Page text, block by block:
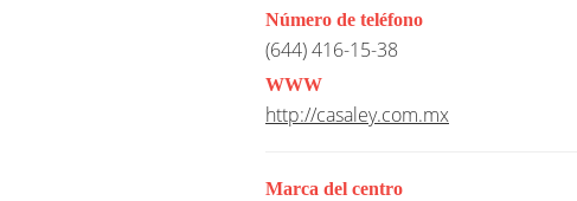
Número de teléfono
(644) 416-15-38
WWW
http://casaley.com.mx
Marca del centro